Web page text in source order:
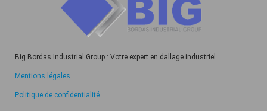
Big Bordas Industrial Group : Votre expert en dallage industriel
Mentions légales
Politique de confidentialité